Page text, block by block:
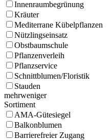
Innenraumbegrünung
Kräuter
Mediterrane Kübelpflanzen
Nützlingseinsatz
Obstbaumschule
Pflanzenverleih
Pflanzservice
Schnittblumen/Floristik
Stauden
mehrweniger
Sortiment
AMA-Gütesiegel
Balkonblumen
Barrierefreier Zugang